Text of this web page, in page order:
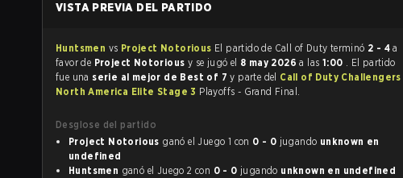
VISTA PREVIA DEL PARTIDO
Huntsmen vs Project Notorious El partido de Call of Duty terminó 2 - 4a
favor de Project Notorious y se jugó el 8 may 2026a las 1:00 . El partido
fue una serie al mejor de Best of 7y parte del Call of Duty Challengers
North America Elite Stage 3 Playoffs - Grand Final.
Desglose del partido
Project Notorious
ganó el Juego 1 con 0 - 0 jugando unknown en
undefined
Huntsmen
ganó el Juego 2 con 0 - 0 jugando
unknown en undefined